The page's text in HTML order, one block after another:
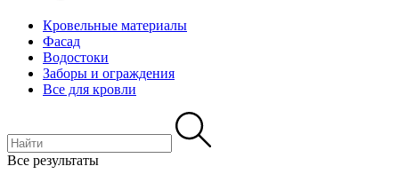
Кровельные материалы
Фасад
Водостоки
Заборы и ограждения
Все для кровли
Все результаты